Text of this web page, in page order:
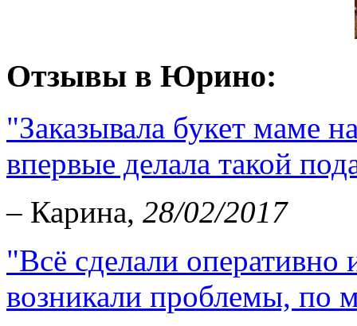
Отзывы в Юрино:
"Заказывала букет маме
впервые делала такой
– Карина, 28/02/2017
"Всё сделали оперативно
возникали проблемы, по